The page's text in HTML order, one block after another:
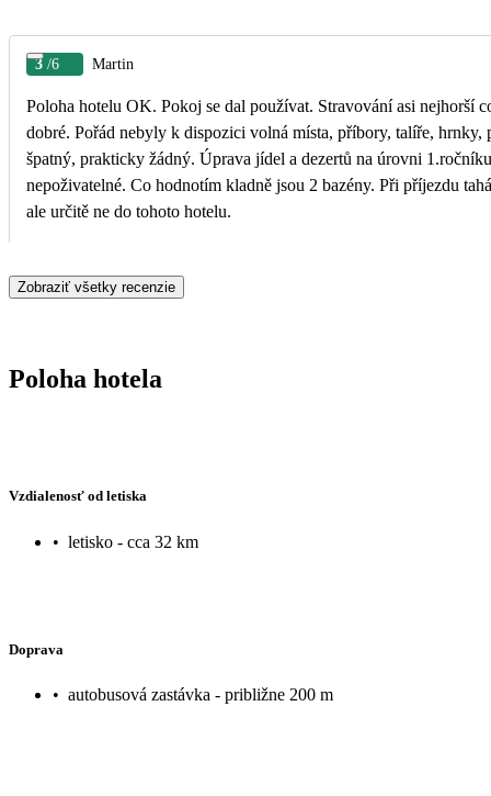
3 /6 Martin
Poloha hotelu OK. Pokoj se dal používat. Stravování asi nejhorší
dobré. Pořád nebyly k dispozici volná místa, příbory, talíře,
špatný, prakticky žádný. Úprava jídel a dezertů na úrovni
nepoživatelné. Co hodnotím kladně jsou 2 bazény. Při příjezdu
ale určitě ne do tohoto hotelu.
Zobraziť všetky recenzie
Poloha hotela
Vzdialenosť od letiska
• letisko - cca 32 km
Doprava
• autobusová zastávka - približne 200 m